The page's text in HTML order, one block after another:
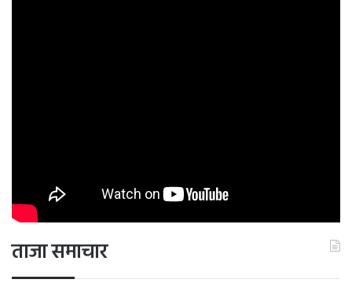
ताजा समाचार